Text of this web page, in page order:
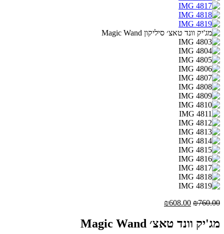
₪760.00
המחיר
היה:
₪760.00.
₪608.00
הוא:
₪608.00.
מג'יק וונד טאצ׳ Magic Wand